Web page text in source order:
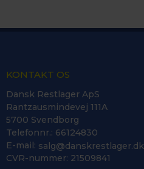
KONTAKT OS
Dansk Restlager ApS
Rantzausmindevej 111A
5700 Svendborg
Telefonnr.: 66124830
E-mail: salg@danskrestlager.dk
CVR-nummer: 21509841